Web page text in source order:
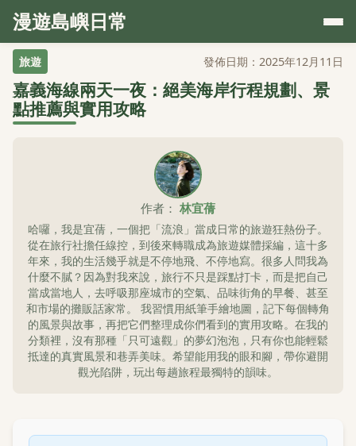
漫遊島嶼日常
旅遊 發佈日期：2025年12月11日
嘉義海線兩天一夜：絕美海岸行程規劃、景
點推薦與實用攻略
作者： 林宜蒨
哈囉，我是宜蒨，一個把「流浪」當成日常的旅遊狂熱份子。
從在旅行社擔任線控，到後來轉職成為旅遊媒體採編，這十多
年來，我的生活幾乎就是不停地飛、不停地寫。很多人問我為
什麼不膩？因為對我來說，旅行不只是踩點打卡，而是把自己
當成當地人，去呼吸那座城市的空氣、品味街角的早餐、甚至
和市場的攤販話家常。 我習慣用紙筆手繪地圖，記下每個轉角
的風景與故事，再把它們整理成你們看到的實用攻略。在我的
分類裡，沒有那種「只可遠觀」的夢幻泡泡，只有你也能輕鬆
抵達的真實風景和巷弄美味。希望能用我的眼和腳，帶你避開
觀光陷阱，玩出每趟旅程最獨特的韻味。